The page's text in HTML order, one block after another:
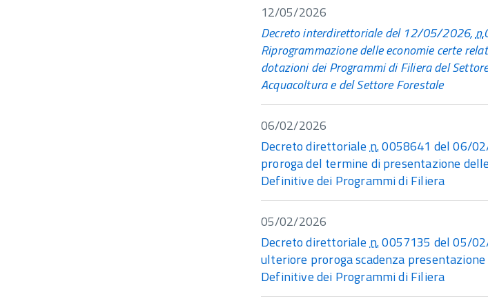
12/05/2026
Decreto interdirettoriale del 12/05/2026,n.
Riprogrammazione delle economie certe
dotazioni dei Programmi di Filiera del
Acquacoltura e del Settore Forestale
06/02/2026
Decreto direttorialen.0058641 del 06/
proroga del termine di presentazione
Definitive dei Programmi di Filiera
05/02/2026
Decreto direttorialen.0057135 del 05/
ulteriore proroga scadenza
Definitive dei Programmi di Filiera